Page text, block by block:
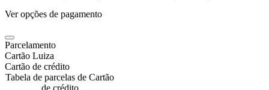
Ver opções de pagamento
Parcelamento
Cartão Luiza
Cartão de crédito
Tabela de parcelas de Cartão